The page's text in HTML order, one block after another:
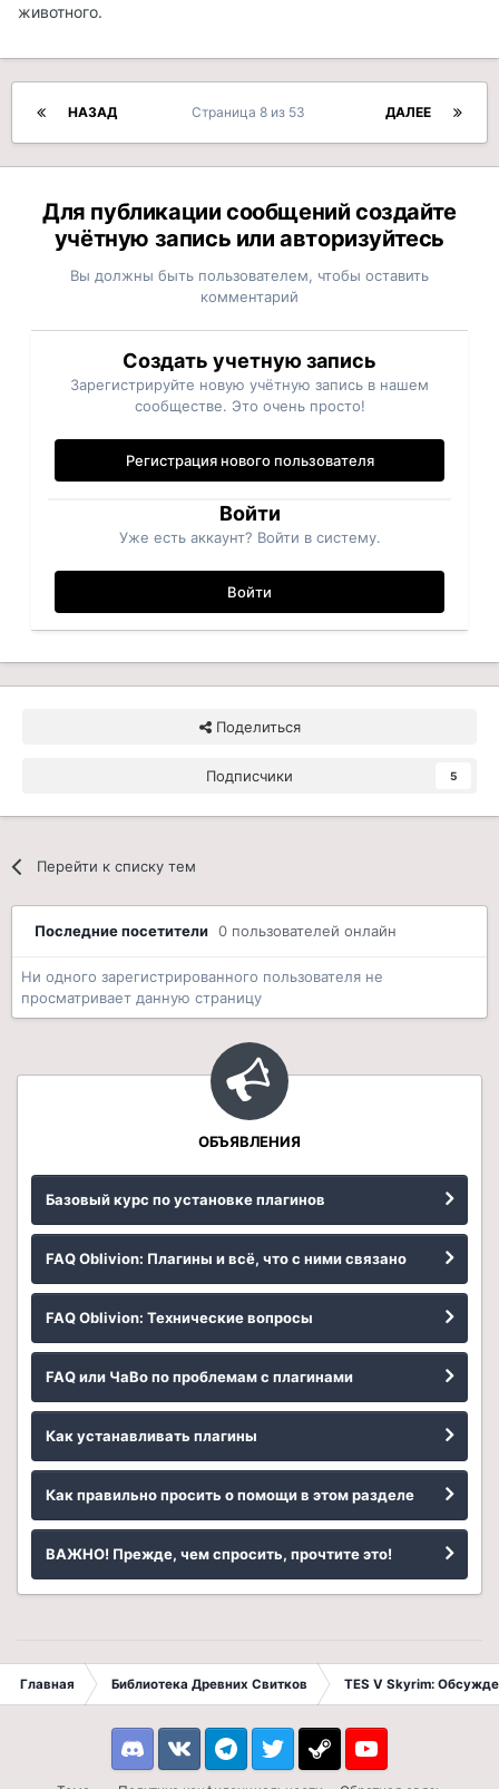
животного.
НАЗАД ДАЛЕЕ
Страница 8 из 53
Для публикации сообщений создайте
учётную запись или авторизуйтесь
Вы должны быть пользователем, чтобы оставить
комментарий
Создать учетную запись
Зарегистрируйте новую учётную запись в нашем
сообществе. Это очень просто!
Регистрация нового пользователя
Войти
Уже есть аккаунт? Войти в систему.
Войти
Поделиться
Подписчики 5
Перейти к списку тем
Последние посетители 0 пользователей онлайн
Ни одного зарегистрированного пользователя не
просматривает данную страницу
ОБЪЯВЛЕНИЯ
Базовый курс по установке плагинов
FAQ Oblivion: Плагины и всё, что с ними связано
FAQ Oblivion: Технические вопросы
FAQ или ЧаВо по проблемам с плагинами
Как устанавливать плагины
Как правильно просить о помощи в этом разделе
ВАЖНО! Прежде, чем спросить, прочтите это!
Главная Библиотека Древних Свитков TES V Skyrim:
DiscordVK TelegramTwitter Steam Youtube